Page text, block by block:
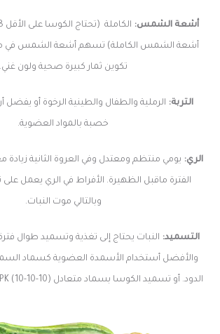
أشعة الشمس:
أشعة الشمس الكاملة) تسهم أشعة الشمس في
تكوين ثمار كبيرة صحية ولون غني.
التربة: الرملية والطفال والطينية الرخوة أو يفضل
خصبة بالمواد العضوية.
الري: يومي منتظم ومعتدل وفي العروة الثانية
الفترة ماقبل الظهيرة. الأفراط في الري يعمل على
وبالتالي موت النبات.
التسميد: النبات يحتاج إلى تغذية وتسميد طوال فترة
والأفضل أستخدام الأسمدة العضوية كسماد
الدود. أو تسميد الكوسا بسماد متعادل (10-10-10) NPK مرة كل أسبوعين.